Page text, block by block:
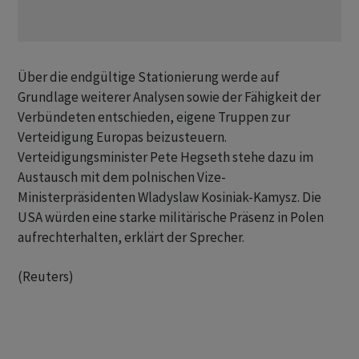
Über die endgültige Stationierung werde auf
Grundlage weiterer Analysen sowie der Fähigkeit der ​
Verbündeten entschieden, ​eigene Truppen zur
Verteidigung Europas beizusteuern.
Verteidigungsminister ⁠Pete Hegseth stehe dazu im
Austausch mit dem polnischen ​Vize-
Ministerpräsidenten Wladyslaw Kosiniak-Kamysz. Die
⁠USA würden eine starke militärische Präsenz in Polen
aufrechterhalten, erklärt der Sprecher.
(Reuters)